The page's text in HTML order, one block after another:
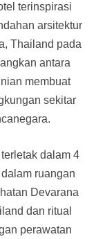
terinspirasi
arsitektur
Thailand pada
antara
membuat
sekitar
dalam 4
ruangan
Devarana
dan ritual
perawatan